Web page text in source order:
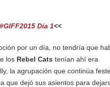
Día 1<<
por un día, no tendría que
los Rebel Cats tenían ahí era
la agrupación que continúa
que dejó sus asientos para